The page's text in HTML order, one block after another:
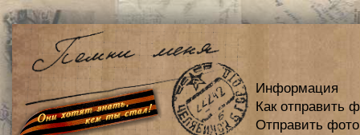
Информация
Как отправить
Отправить